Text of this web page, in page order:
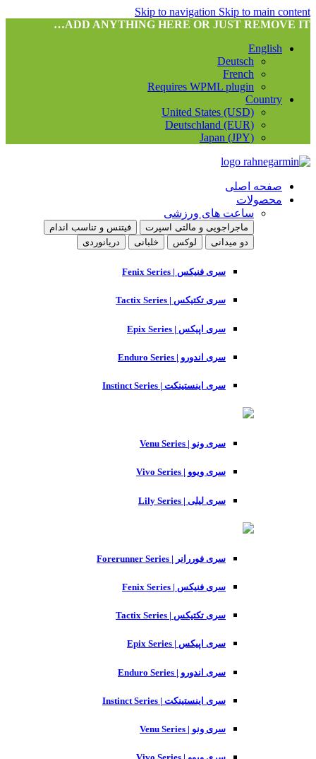
Skip to navigation Skip to main content
ADD ANYTHING HERE OR JUST REMOVE IT…
English
Deutsch
French
Requires WPML plugin
Country
United States (USD)
Deutschland (EUR)
Japan (JPY)
صفحه اصلی
محصولات
ساعت های ورزشی
ماجراجویی و مالتی اسپرت
فیتنس و تناسب اندام
دو میدانی
لوکس خلبانی دریانوردی
سری فنیکس | Fenix Series
سری تکتیکس | Tactix Series
سری اپیکس | Epix Series
سری اندورو | Enduro Series
سری اینستینکت | Instinct Series
سری ونو | Venu Series
سری ویوو | Vivo Series
سری لیلی | Lily Series
سری فوررانر | Forerunner Series
سری فنیکس | Fenix Series
سری تکتیکس | Tactix Series
سری اپیکس | Epix Series
سری اندورو | Enduro Series
سری اینستینکت | Instinct Series
سری ونو | Venu Series